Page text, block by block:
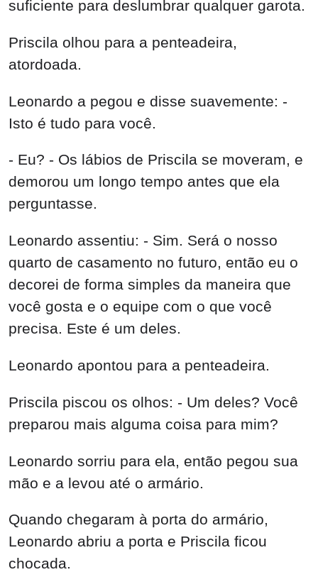
suficiente para deslumbrar qualquer garota.
Priscila olhou para a penteadeira,
atordoada.
Leonardo a pegou e disse suavemente: -
Isto é tudo para você.
- Eu? - Os lábios de Priscila se moveram, e
demorou um longo tempo antes que ela
perguntasse.
Leonardo assentiu: - Sim. Será o nosso
quarto de casamento no futuro, então eu o
decorei de forma simples da maneira que
você gosta e o equipe com o que você
precisa. Este é um deles.
Leonardo apontou para a penteadeira.
Priscila piscou os olhos: - Um deles? Você
preparou mais alguma coisa para mim?
Leonardo sorriu para ela, então pegou sua
mão e a levou até o armário.
Quando chegaram à porta do armário,
Leonardo abriu a porta e Priscila ficou
chocada.